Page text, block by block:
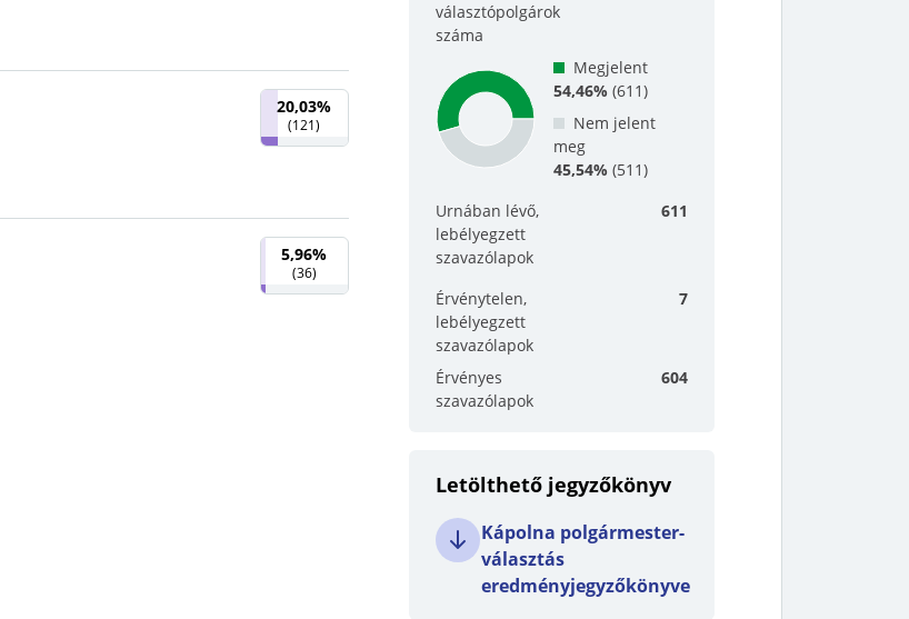
20,03%
(121)
5,96%
(36)
választópolgárok
száma
Megjelent
54,46% (611)
Nem jelent
meg
45,54% (511)
Urnában lévő,
lebélyegzett
szavazólapok
611
Érvénytelen,
lebélyegzett
szavazólapok
7
Érvényes
szavazólapok
604
Letölthető jegyzőkönyv
Kápolna polgármester-
választás
eredményjegyzőkönyve